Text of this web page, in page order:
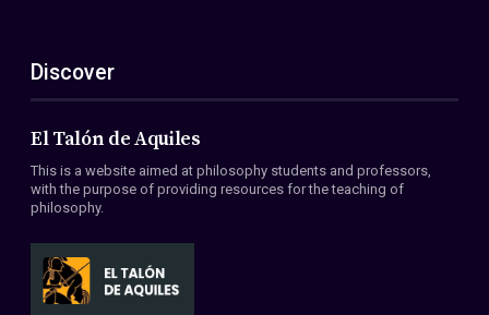
Discover
El Talón de Aquiles
This is a website aimed at philosophy students and professors,
with the purpose of providing resources for the teaching of
philosophy.